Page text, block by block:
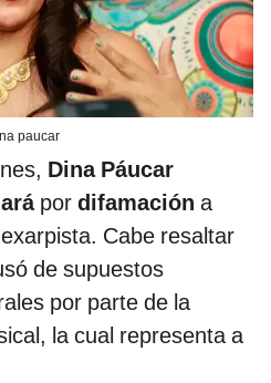
paucar
Dina Páucar
por difamación a
Cabe resaltar
de supuestos
por parte de la
la cual representa a